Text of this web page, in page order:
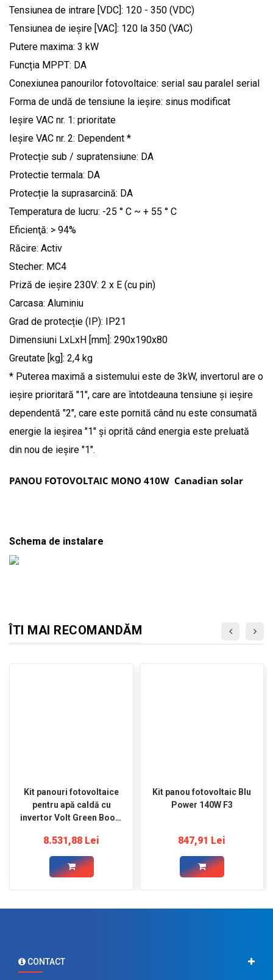
Tensiunea de intrare [VDC]: 120 - 350 (VDC)
Tensiunea de ieșire [VAC]: 120 la 350 (VAC)
Putere maxima: 3 kW
Funcția MPPT: DA
Conexiunea panourilor fotovoltaice: serial sau paralel serial
Forma de undă de tensiune la ieșire: sinus modificat
Ieșire VAC nr. 1: prioritate
Ieșire VAC nr. 2: Dependent *
Protecție sub / supratensiune: DA
Protectie termala: DA
Protecție la suprasarcină: DA
Temperatura de lucru: -25 ° C ~ + 55 ° C
Eficienţă: > 94%
Răcire: Activ
Stecher: MC4
Priză de ieșire 230V: 2 x E (cu pin)
Carcasa: Aluminiu
Grad de protecție (IP): IP21
Dimensiuni LxLxH [mm]: 290x190x80
Greutate [kg]: 2,4 kg
* Puterea maximă a sistemului este de 3kW, invertorul are o
ieșire prioritară "1", care are întotdeauna tensiune și ieșire
dependentă "2", care este pornită când nu este consumată
energie la ieșirea "1" și oprită când energia este preluată
din nou de ieșire "1".
PANOU FOTOVOLTAIC MONO 410W Canadian solar
Schema de instalare
ÎTI MAI RECOMANDĂM
Kit panouri fotovoltaice
pentru apă caldă cu
invertor Volt Green Boost
8.531,88 Lei
Kit panou fotovoltaic Blu
Power 140W F3
847,91 Lei
CONTACT